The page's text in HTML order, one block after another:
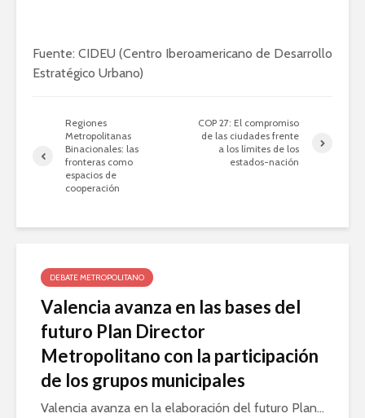
Fuente: CIDEU (Centro Iberoamericano de Desarrollo
Estratégico Urbano)
Regiones
Metropolitanas
Binacionales: las
fronteras como
espacios de
cooperación
COP 27: El compromiso
de las ciudades frente
a los límites de los
estados-nación
DEBATE METROPOLITANO
Valencia avanza en las bases del
futuro Plan Director
Metropolitano con la participación
de los grupos municipales
Valencia avanza en la elaboración del futuro Plan...